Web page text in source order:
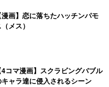
漫画】恋に落ちたハッチンパモ
メス）
4コマ漫画】スクラビングバブル
ャラ達に侵入されるシーン